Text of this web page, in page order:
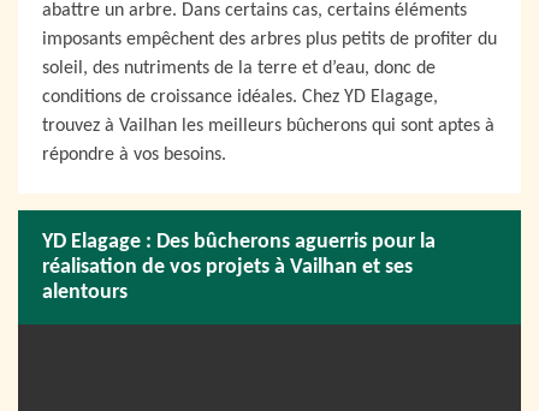
abattre un arbre. Dans certains cas, certains éléments
imposants empêchent des arbres plus petits de profiter du
soleil, des nutriments de la terre et d’eau, donc de
conditions de croissance idéales. Chez YD Elagage,
trouvez à Vailhan les meilleurs bûcherons qui sont aptes à
répondre à vos besoins.
YD Elagage : Des bûcherons aguerris pour la
réalisation de vos projets à Vailhan et ses
alentours